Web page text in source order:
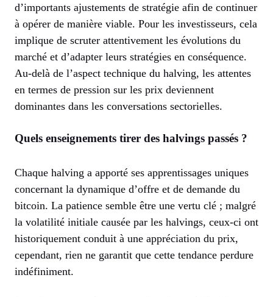
d’importants ajustements de stratégie afin de continuer
à opérer de manière viable. Pour les investisseurs, cela
implique de scruter attentivement les évolutions du
marché et d’adapter leurs stratégies en conséquence.
Au-delà de l’aspect technique du halving, les attentes
en termes de pression sur les prix deviennent
dominantes dans les conversations sectorielles.
Quels enseignements tirer des halvings passés ?
Chaque halving a apporté ses apprentissages uniques
concernant la dynamique d’offre et de demande du
bitcoin. La patience semble être une vertu clé ; malgré
la volatilité initiale causée par les halvings, ceux-ci ont
historiquement conduit à une appréciation du prix,
cependant, rien ne garantit que cette tendance perdure
indéfiniment.